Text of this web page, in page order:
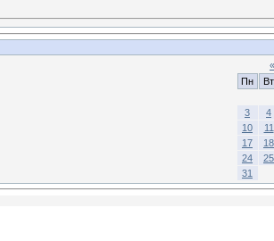
«
Пн
Вт
3
4
10
11
17
18
24
25
31